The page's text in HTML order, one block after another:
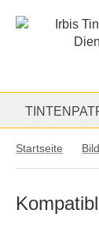
Startseite